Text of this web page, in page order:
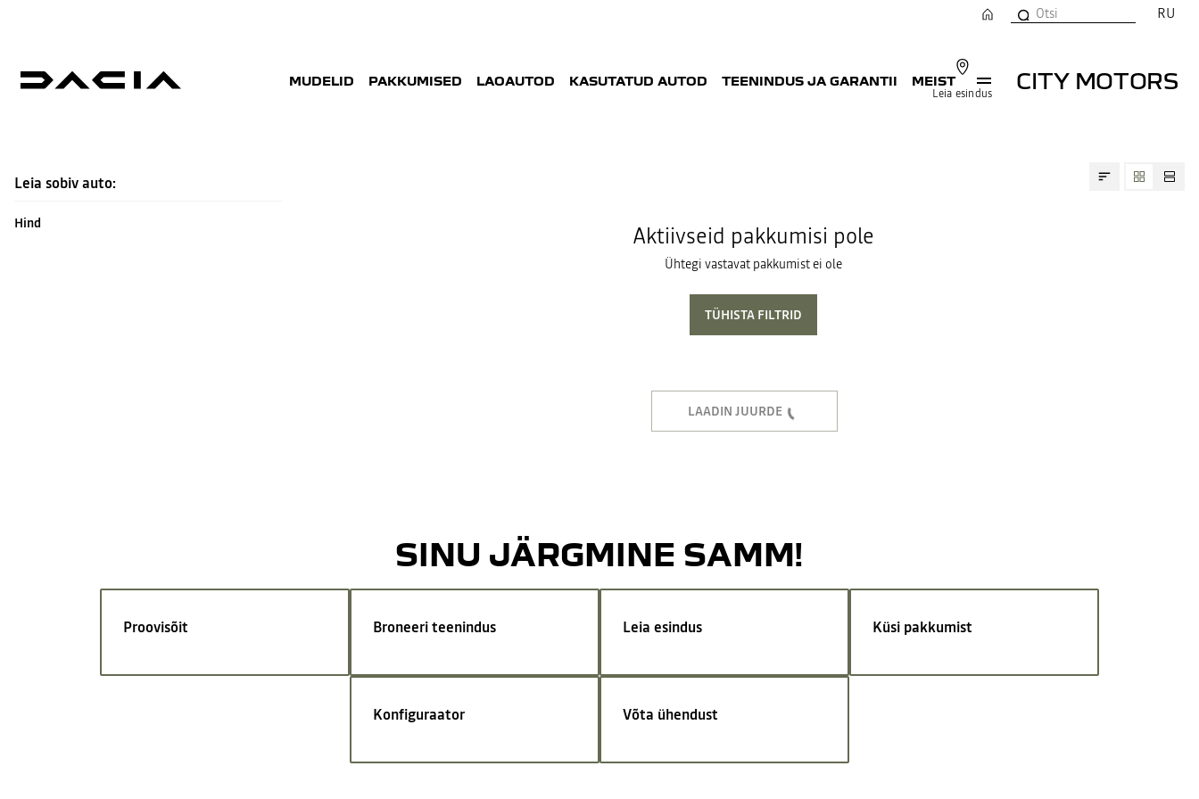
Leia esindus
CITY MOTORS
MUDELID PAKKUMISED LAOAUTOD KASUTATUD AUTOD TEENINDUS JA GARANTII MEIST
RU
KASUTATUD AUTOD
Leia sobiv auto:
Hind Aktiivseid pakkumisi pole
Ühtegi vastavat pakkumist ei ole
TÜHISTA FILTRID
LAADIN JUURDE
SINU JÄRGMINE SAMM!
Proovisõit Broneeri teenindus Leia esindus Küsi pakkumist
Konfiguraator Võta ühendust